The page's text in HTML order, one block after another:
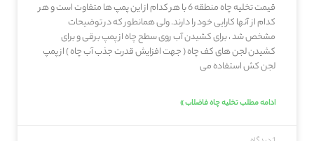
قیمت تخلیه چاه منطقه 6 با هر کدام از این پمپ ها متفاوت است و هر
کدام از آنها کارایی خود را دارند. ولی همانطور که در توضیحات
مشخص شد ، برای کشیدن آب روی سطح چاه از پمپ برقی و برای
کشیدن لجن های کف چاه ( جهت افزایش قدرت جذب آب چاه ) از پمپ
لجن کش استفاده می
ادامه مطلب تخلیه چاه فاضلاب »